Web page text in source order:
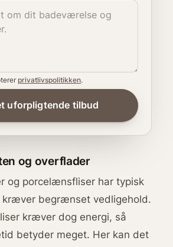
privatlivspolitikken.
og overflader
og porcelænsfliser har typisk
kræver begrænset vedligehold.
kræver dog energi, så
betyder meget. Her kan det